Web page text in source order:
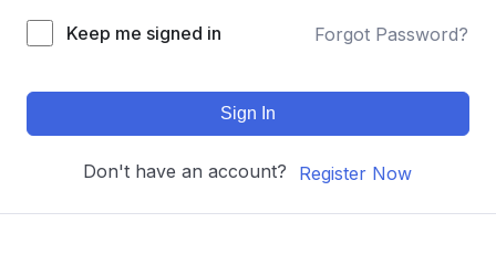
Keep me signed in Forgot Password?
Sign In
Don't have an account? Register Now